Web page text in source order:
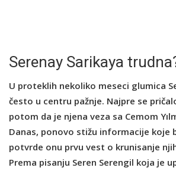
Serenay Sarikaya
U proteklih nekoliko meseci glumica
često u centru pažnje. Najpre se
potom da je njena veza sa Cemom
Danas, ponovo stižu informacije koje
potvrde onu prvu vest o krunisanje
Prema pisanju Seren Serengil koja je